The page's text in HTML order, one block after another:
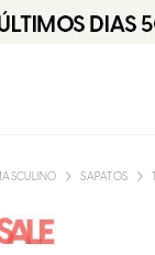
você está
SAPATOS